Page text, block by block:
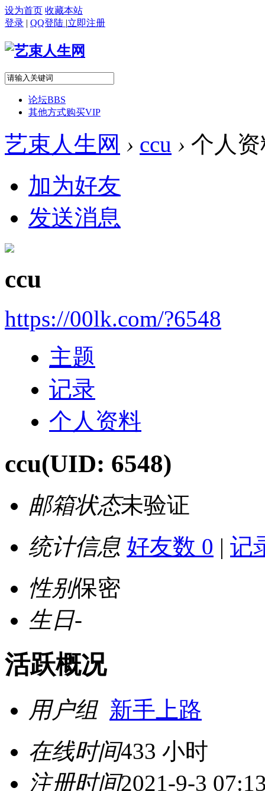
设为首页 收藏本站
登录 | QQ登陆 |立即注册
论坛BBS
其他方式购买VIP
艺束人生网 › ccu › 个人
加为好友
发送消息
ccu
https://00lk.com/?6548
主题
记录
个人资料
ccu(UID: 6548)
邮箱状态未验证
统计信息 好友数 0 | 记
性别保密
生日-
活跃概况
用户组 新手上路
在线时间433 小时
注册时间2021-9-3